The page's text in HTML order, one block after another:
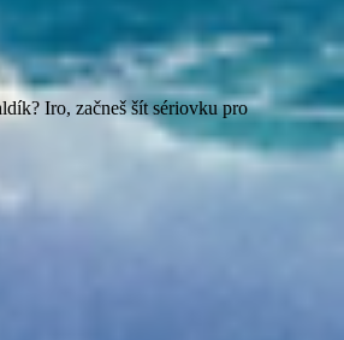
Iro, začneš šít sériovku pro